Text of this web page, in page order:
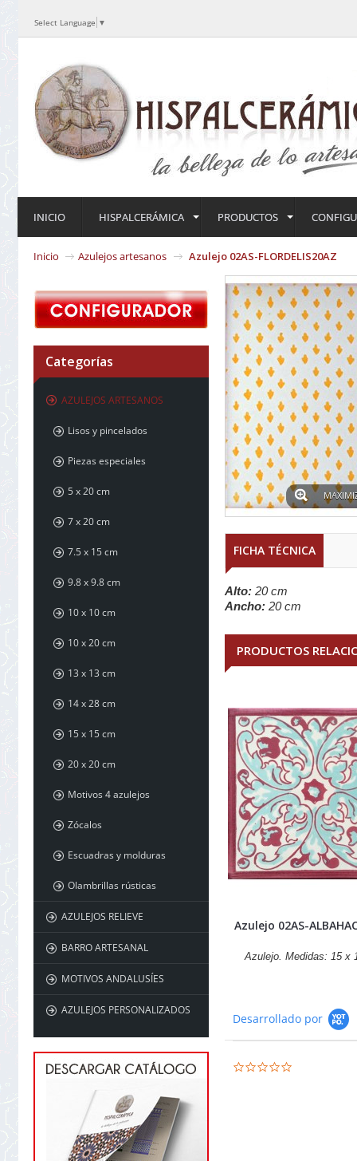
Select Language ▼
INICIO HISPALCERÁMICA PRODUCTOS
Inicio Azulejos artesanos Azulejo 02AS-FLORDELIS20AZ
Categorías
AZULEJOS ARTESANOS
Lisos y pincelados
Piezas especiales
5 x 20 cm
7 x 20 cm
7.5 x 15 cm
9.8 x 9.8 cm
10 x 10 cm
10 x 20 cm
13 x 13 cm
14 x 28 cm
15 x 15 cm
20 x 20 cm
Motivos 4 azulejos
Zócalos
Escuadras y molduras
Olambrillas rústicas
AZULEJOS RELIEVE
BARRO ARTESANAL
MOTIVOS ANDALUSÍES
AZULEJOS PERSONALIZADOS
FICHA TÉCNICA
Alto: 20 cm
Ancho: 20 cm
PRODUCTOS
Azulejo 02AS-
Azulejo. Medidas: 15 x
Desarrollado por